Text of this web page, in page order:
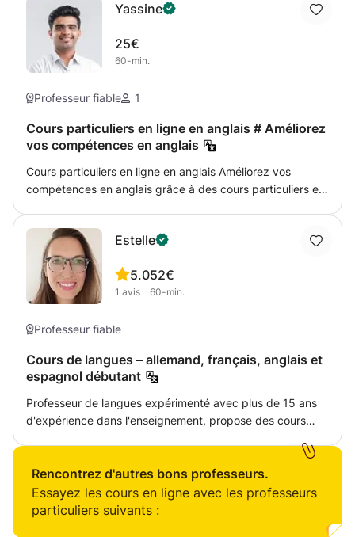
Yassine
25€
60-min.
Professeur fiable 1
Cours particuliers en ligne en anglais # Améliorez
vos compétences en anglais
Cours particuliers en ligne en anglais Améliorez vos
compétences en anglais grâce à des cours particuliers en
vous amélioriez votre anglais ou que vous maîtrisiez
l'anglais des affaires, nos tuteurs experts vous proposent
des cours flexibles et interactifs, conçus sur mesure.
Estelle
5.0
1 avis
52€
60-min.
Professeur fiable
Cours de langues – allemand, français, anglais et
espagnol débutant
Professeur de langues expérimenté avec plus de 15 ans
d'expérience dans l'enseignement, propose des cours
en ligne ou en personne. J'enseigne l'allemand, le français,
l'anglais et l'espagnol au niveau débutant. Services
d'interprétation également disponibles (tribunaux et
services sociaux). Expérience d'enseignement
international (par exemple Tec de Monterrey au Mexique).
Rencontrez d'autres bons professeurs.
Essayez les cours en ligne avec les professeurs
particuliers suivants :